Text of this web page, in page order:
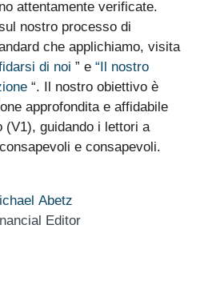
attentamente verificate.
nostro processo di
che applichiamo, visita
di noi ” e “Il nostro
“. Il nostro obiettivo è
approfondita e affidabile
(V1), guidando i lettori a
e consapevoli.
Abetz
Editor